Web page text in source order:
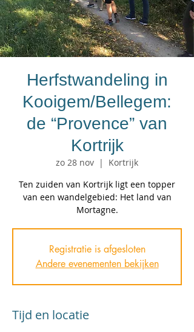
Herfstwandeling in
Kooigem/Bellegem:
de “Provence” van
Kortrijk
zo 28 nov
  |
Kortrijk
Ten zuiden van Kortrijk ligt een topper
van een wandelgebied: Het land van
Mortagne.
Registratie is afgesloten
Andere evenementen bekijken
Tijd en locatie